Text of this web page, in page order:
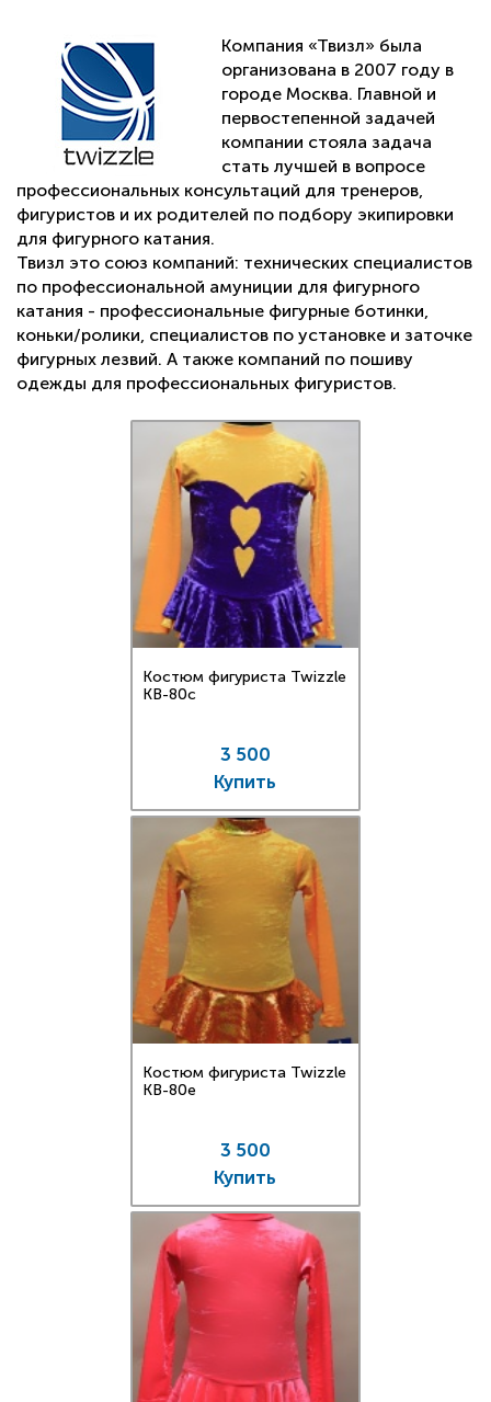
Компания «Твизл» была
организована в 2007 году в
городе Москва. Главной и
первостепенной задачей
компании стояла задача
стать лучшей в вопросе
профессиональных консультаций для тренеров,
фигуристов и их родителей по подбору экипировки
для фигурного катания.
Твизл это союз компаний: технических специалистов
по профессиональной амуниции для фигурного
катания - профессиональные фигурные ботинки,
коньки/ролики, специалистов по установке и заточке
фигурных лезвий. А также компаний по пошиву
одежды для профессиональных фигуристов.
Костюм фигуриста Twizzle
KB-80c
3 500
Купить
Костюм фигуриста Twizzle
KB-80e
3 500
Купить